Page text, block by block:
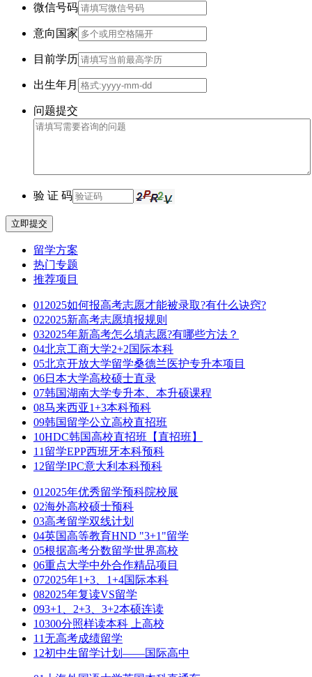
微信号码
意向国家
目前学历
出生年月
问题提交
验 证 码
立即提交
留学方案
热门专题
推荐项目
01 2025如何报高考志愿才能被录取?有什么诀窍?
022025新高考志愿填报规则
032025年新高考怎么填志愿?有哪些方法？
04北京工商大学2+2国际本科
05北京开放大学留学桑德兰医护专升本项目
06日本大学高校硕士直录
07韩国湖南大学专升本、本升硕课程
08马来西亚1+3本科预科
09韩国留学公立高校直招班
10HDC韩国高校直招班【直招班】
11 留学EPP西班牙本科预科
12留学IPC意大利本科预科
01 2025年优秀留学预科院校展
02海外高校硕士预科
03高考留学双线计划
04英国高等教育HND "3+1"留学
05根据高考分数留学世界高校
06重点大学中外合作精品项目
072025年1+3、1+4国际本科
082025年复读VS留学
093+1、2+3、3+2本硕连读
10300分照样读本科 上高校
11无高考成绩留学
12初中生留学计划——国际高中